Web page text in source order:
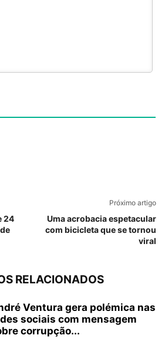
24
Próximo artigo
Uma acrobacia espetacular
com bicicleta que se tornou
viral
RELACIONADOS
Ventura gera polémica nas
sociais com mensagem
corrupção...